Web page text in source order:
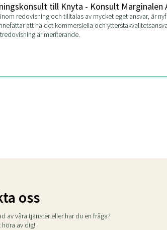
till Knyta - Konsult Marginalen
redovisning och tilltalas av mycket eget ansvar, är
att ha det kommersiella och
är meriterande.
oss
av våra tjänster eller har du en fråga?
av dig!